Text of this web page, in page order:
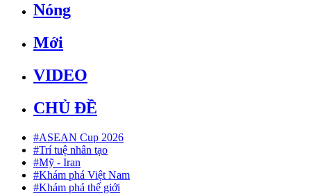
Nóng
Mới
VIDEO
CHỦ ĐỀ
#ASEAN Cup 2026
#Trí tuệ nhân tạo
#Mỹ - Iran
#Khám phá Việt Nam
#Khám phá thế giới